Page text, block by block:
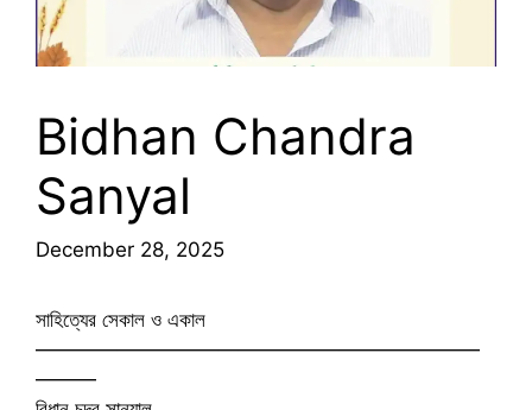
Bidhan Chandra
Sanyal
December 28, 2025
সাহিত্যের সেকাল ও একাল
——————————————————————
———